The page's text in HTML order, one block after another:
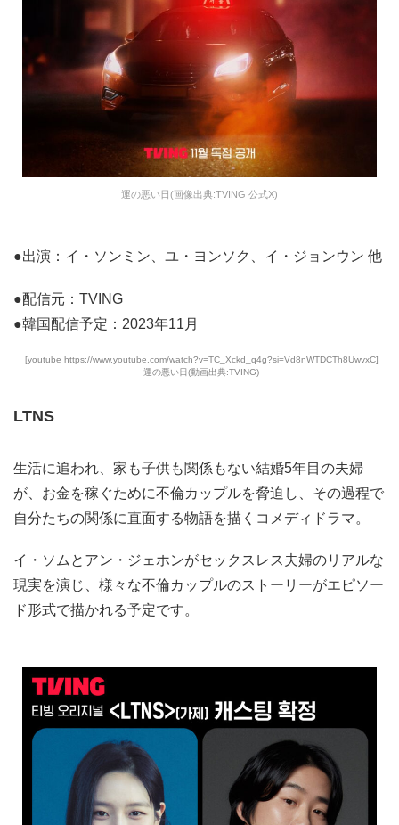
運の悪い日(画像出典:TVING 公式X)
●出演：イ・ソンミン、ユ・ヨンソク、イ・ジョンウン 他
●配信元：TVING
●韓国配信予定：2023年11月
[youtube https://www.youtube.com/watch?v=TC_Xckd_q4g?si=Vd8nWTDCTh8UwvxC]
運の悪い日(動画出典:TVING)
LTNS
生活に追われ、家も子供も関係もない結婚5年目の夫婦
が、お金を稼ぐために不倫カップルを脅迫し、その過程で
自分たちの関係に直面する物語を描くコメディドラマ。
イ・ソムとアン・ジェホンがセックスレス夫婦のリアルな
現実を演じ、様々な不倫カップルのストーリーがエピソー
ド形式で描かれる予定です。